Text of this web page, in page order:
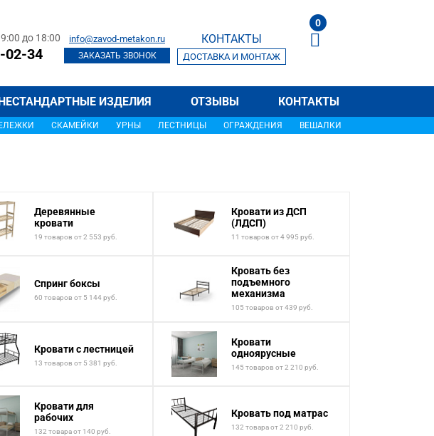
до 18:00
02-34
info@zavod-metakon.ru
ЗАКАЗАТЬ ЗВОНОК
КОНТАКТЫ
ДОСТАВКА И МОНТАЖ
0
ИЗДЕЛИЯ ОТЗЫВЫ КОНТАКТЫ
СКАМЕЙКИ УРНЫ ЛЕСТНИЦЫ ОГРАЖДЕНИЯ ВЕШАЛКИ
Деревянные
кровати
19 товаров от 2 553 руб.
Кровати из ДСП
(ЛДСП)
11 товаров от 4 995 руб.
Спринг боксы
60 товаров от 5 144 руб.
Кровать без
подъемного
механизма
105 товаров от 439 руб.
Кровати с лестницей
13 товаров от 5 381 руб.
Кровати
одноярусные
145 товаров от 2 210 руб.
Кровати для
рабочих
132 товара от 140 руб.
Кровать под матрас
132 товара от 2 210 руб.